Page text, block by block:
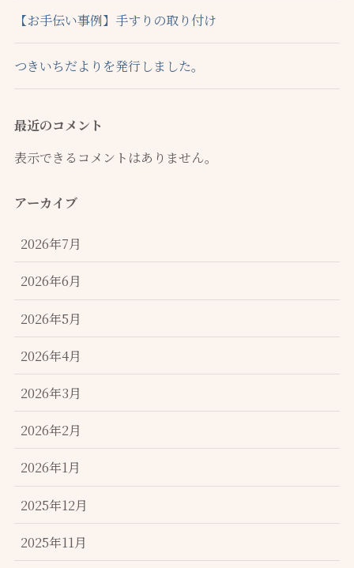
【お手伝い事例】手すりの取り付け
つきいちだよりを発行しました。
最近のコメント
表示できるコメントはありません。
アーカイブ
2026年7月
2026年6月
2026年5月
2026年4月
2026年3月
2026年2月
2026年1月
2025年12月
2025年11月